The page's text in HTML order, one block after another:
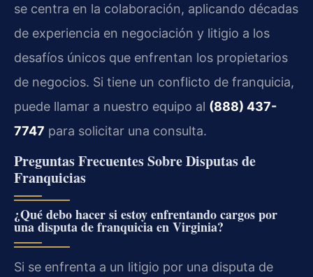
se centra en la colaboración, aplicando décadas
de experiencia en negociación y litigio a los
desafíos únicos que enfrentan los propietarios
de negocios. Si tiene un conflicto de franquicia,
puede llamar a nuestro equipo al (888) 437-
7747 para solicitar una consulta.
Preguntas Frecuentes Sobre Disputas de
Franquicias
¿Qué debo hacer si estoy enfrentando cargos por
una disputa de franquicia en Virginia?
Si se enfrenta a un litigio por una disputa de